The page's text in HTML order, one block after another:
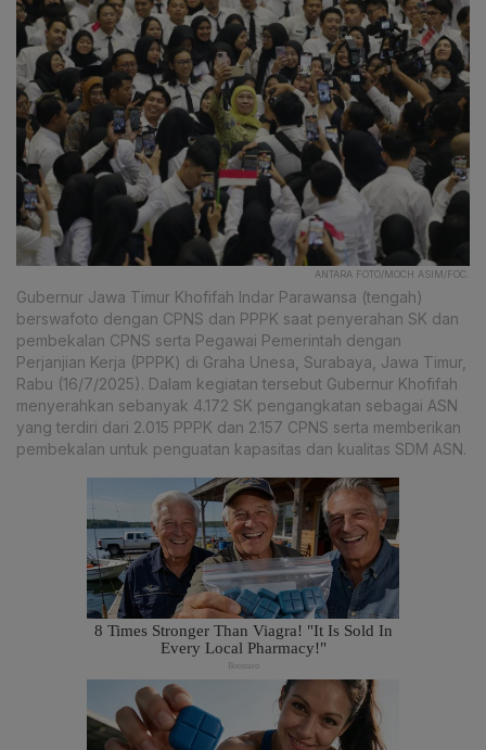
ANTARA FOTO/MOCH ASIM/FOC.
Gubernur Jawa Timur Khofifah Indar Parawansa (tengah)
berswafoto dengan CPNS dan PPPK saat penyerahan SK dan
pembekalan CPNS serta Pegawai Pemerintah dengan
Perjanjian Kerja (PPPK) di Graha Unesa, Surabaya, Jawa Timur,
Rabu (16/7/2025). Dalam kegiatan tersebut Gubernur Khofifah
menyerahkan sebanyak 4.172 SK pengangkatan sebagai ASN
yang terdiri dari 2.015 PPPK dan 2.157 CPNS serta memberikan
pembekalan untuk penguatan kapasitas dan kualitas SDM ASN.